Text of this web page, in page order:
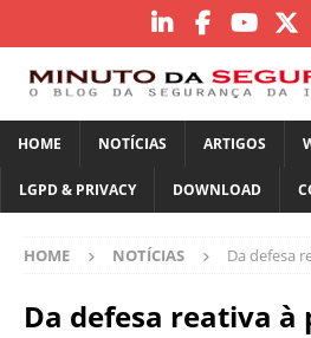
HOME NOTÍCIAS ARTIGOS
LGPD & PRIVACY DOWNLOAD
HOME NOTÍCIAS Da defesa
Da defesa reativa à